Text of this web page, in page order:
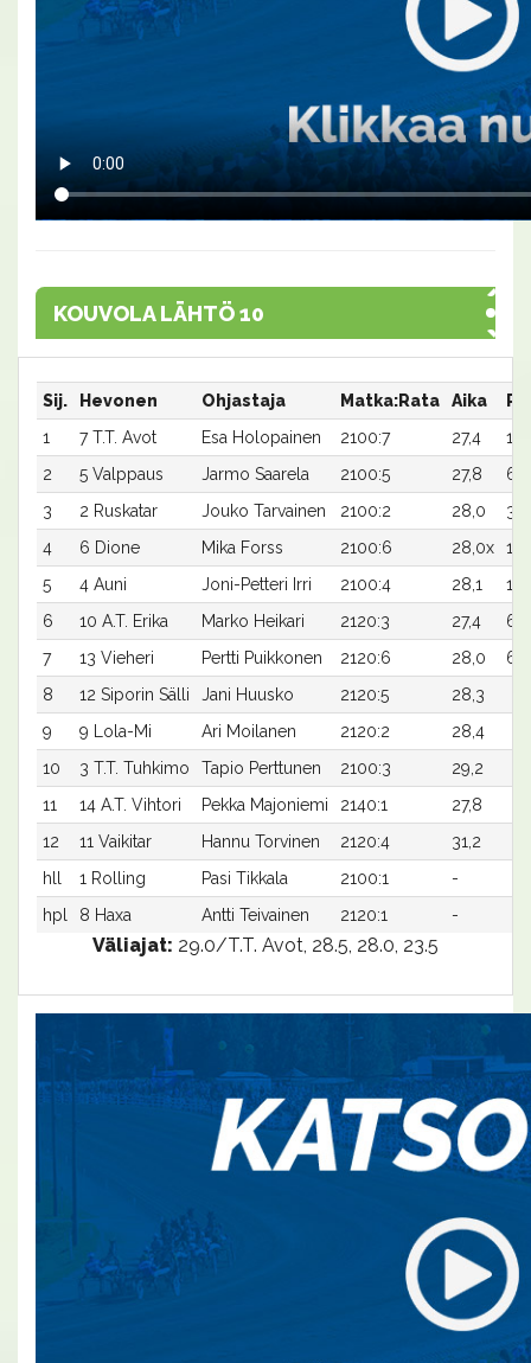
KOUVOLA LÄHTÖ 10
Sij. Hevonen Ohjastaja Matka:Rata Aika
1
7 T.T. Avot Esa Holopainen 2100:7 27,4
2
5 Valppaus Jarmo Saarela 2100:5 27,8
3
2 Ruskatar Jouko Tarvainen 2100:2 28,0
4
6 Dione Mika Forss 2100:6 28,0x
5
4 Auni Joni-Petteri Irri 2100:4 28,1
6
10 A.T. Erika Marko Heikari 2120:3 27,4
60
7
13 Vieheri Pertti Puikkonen 2120:6 28,0
60
8
12 Siporin Sälli Jani Huusko 2120:5
28,3
9
9 Lola-Mi Ari Moilanen 2120:2
28,4
10
3 T.T. Tuhkimo Tapio Perttunen 2100:3
29,2
11
14 A.T. Vihtori Pekka Majoniemi 2140:1
27,8
12
11 Vaikitar Hannu Torvinen 2120:4
31,2
hll
1 Rolling Pasi Tikkala 2100:1
-
hpl
8 Haxa Antti Teivainen 2120:1 -
Väliajat: 29.0/T.T. Avot, 28.5, 28.0, 23.5